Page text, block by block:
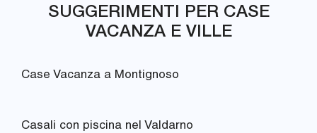
SUGGERIMENTI PER CASE
VACANZA E VILLE
Case Vacanza a Montignoso
Casali con piscina nel Valdarno